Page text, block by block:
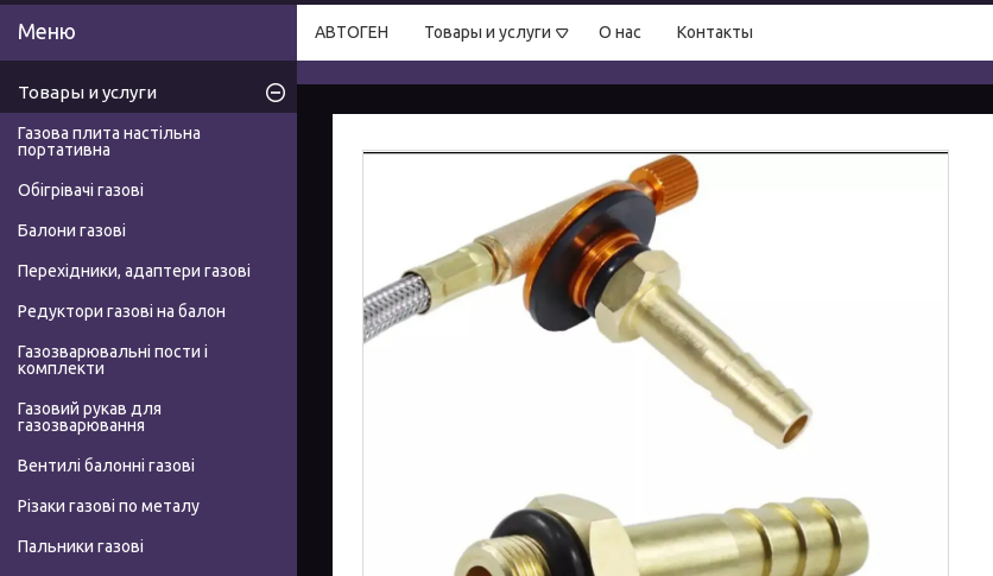
АВТОГЕН Товары и услуги О нас Контакты
Товары и услуги
Газова плита настільна
портативна
Обігрівачі газові
Балони газові
Перехідники, адаптери газові
Редуктори газові на балон
Газозварювальні пости і
комплекти
Газовий рукав для
газозварювання
Вентилі балонні газові
Різаки газові по металу
Пальники газові